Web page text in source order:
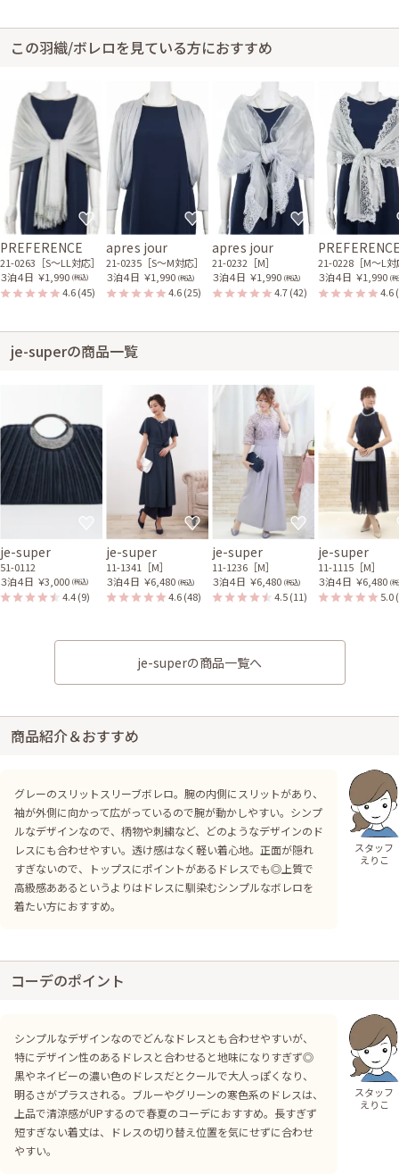
この羽織/ボレロを見ている方におすすめ
PREFERENCE
21-0263［S〜LL対応］
３泊４日 ￥1,990 (税込)
4.6(45)
apres jour
21-0235［S〜M対応］
３泊４日 ￥1,990 (税込)
4.6(25)
apres jour
21-0232［M］
３泊４日 ￥1,990 (税込)
4.7(42)
21-0228［M〜L対
３泊４日 ￥1,990 (
4.6
je-superの商品一覧
je-super
51-0112
３泊４日 ￥3,000 (税込)
4.4(9)
je-super
11-1341［M］
３泊４日 ￥6,480 (税込)
4.6(48)
je-super
11-1236［M］
３泊４日 ￥6,480 (税込)
4.5(11)
je-super
11-1115［M］
３泊４日 ￥6,480 (
5.0
je-superの商品一覧へ
商品紹介＆おすすめ
グレーのスリットスリーブボレロ。腕の内側にスリットがあり、
袖が外側に向かって広がっているので腕が動かしやすい。シンプ
ルなデザインなので、柄物や刺繍など、どのようなデザインのド
レスにも合わせやすい。透け感はなく軽い着心地。正面が隠れ
すぎないので、トップスにポイントがあるドレスでも◎上質で
高級感ああるというよりはドレスに馴染むシンプルなボレロを
着たい方におすすめ。
スタッフ
えりこ
コーデのポイント
シンプルなデザインなのでどんなドレスとも合わせやすいが、
特にデザイン性のあるドレスと合わせると地味になりすぎず◎
黒やネイビーの濃い色のドレスだとクールで大人っぽくなり、
明るさがプラスされる。ブルーやグリーンの寒色系のドレスは、
上品で清涼感がUPするので春夏のコーデにおすすめ。長すぎず
短すぎない着丈は、ドレスの切り替え位置を気にせずに合わせ
やすい。
スタッフ
えりこ